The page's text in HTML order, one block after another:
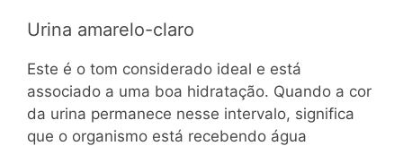
Urina amarelo-claro
Este é o tom considerado ideal e está
associado a uma boa hidratação. Quando a cor
da urina permanece nesse intervalo, significa
que o organismo está recebendo água